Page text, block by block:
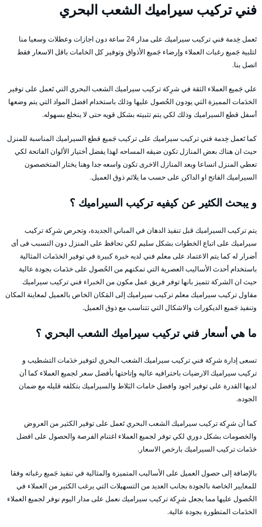
فني تركيب سيراميك الشعب البحري
تَعمل خِدمة فني تركيب سيراميك على مدار 24 ساعة دون اجازات وعطلات وسعيا منا
لتلبية جَميع رغبات العملاء وإرضاء جَميع الأذواق وتوفير كل الخامات باقل الاسعار فقط
اتصل بنا.
علي جَميع العملاء الثقة في شرِكة تركيب سيراميك الشعب البحري التي تَعمل على توفير
الخدَمات المميزة التي يودون الحُصول عليها وذلك باستخدام افضل المواد التي يتم وضعها
أسفل قطع السيراميك وذلك لكي يتم تثبيته بشكل قويه حتى لا ينخلع بسهوله.
كما تَعمل خِدمة فني تركيب سيراميك على تركيب جَميع قطع السيراميك المناسبة للمنزل
حيث ان هناك بعض المنازل تكون ضيقه المساحه لهذا يفضل أختيار الألوان الفاتحة لكي
تعطي المنزل اتساعا وبعد المنازل الاخرى تكون واسعه جدا وهنا يختار المتخصصون
السيراميك الفاتح او الداكن على حسب ما يلائم ذوق العميل.
و يبحث الكثير عن كيفيه تركيب السيراميك ؟
يتم تركيب السيراميك قبل تنفيذ الدهان في المباني الجديدة، وتحرص شرِكة تركيب
سيراميك على اتباع الخطوات بشكل سليم لكي تحافظ على المنزل دون التسبب فى أى
أضرار له كما يتم الاعتماد على معلم فني لديه خبرة كبيرة في توفير الخدَمات المثالية
باستخدام أحدث الأساليب العصرية التي تمكنهم من الحُصول على خدَمات بجودة عالية
حيث ان الشركة تتميز بانها توفر فريق عمل مكون من الخبراء فني تركيب سيراميك
مقاول تركيب سيراميك معلم تركيب سيراميك إلى المَكان الخاص بالعميل لمعاينة المكان
وتنفيذ جَميع الديكورات والاشكال التي تتناسب مع ذوق العميل.
ما هي أسعار فني تركيب سيراميك الشعب البحري ؟
تسعى إدارة شرِكة فني تركيب سيراميك الشعب البحري لتوفير خدَمات التشطيب و
تركيب سيراميك الارضيات باحترافيه عاليه وإتاحتها بأفضل سعر لجميع العملاء كما أن
لديها القدرة على توفير اجود وافضل خامات البَلاط والسيراميك بتكلفه قليله مع ضمان
الجوده.
كما أن شرِكة تركيب سيراميك الشعب البحري تَعمل على توفير الكثير من العروض
والخصومات بشكل دوري لكي توفر لجميع العملاء اغتنام الفرصة والحصول على افضل
خدَمات تركيب السيراميك بارخص الاسعار.
بالإضافة إلى حصول العميل على الأساليب المتميزة والمثالية في تنفيذ جَميع رغباته وفقا
للمعايير الخاصة بالجودة بجانب العديد من التسهيلات التي يرغب الكثير من العملاء في
الحُصول عليها مما يجعل شرِكة تركيب سيراميك نعمل على مدار اليوم نوفر لجميع العملاء
الخدَمات المتطورة بجودة عالية.